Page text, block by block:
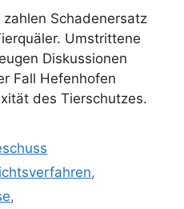
Schadenersatz
Umstrittene
Diskussionen
Fall Hefenhofen
des Tierschutzes.
,
,